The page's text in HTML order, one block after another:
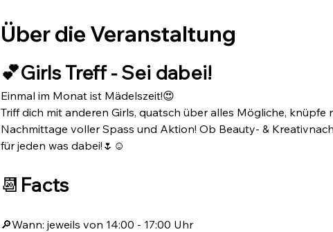
Über die Veranstaltung
💕Girls Treff - Sei dabei!
Einmal im Monat ist Mädelszeit!😍
Triff dich mit anderen Girls, quatsch über alles Mögliche,
Nachmittage voller Spass und Aktion! Ob Beauty- &
für jeden was dabei!🌷☺️
📆 Facts
🔎Wann: jeweils von 14:00 - 17:00 Uhr